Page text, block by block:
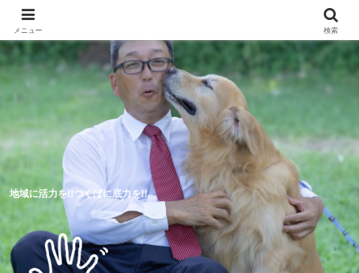
地域に活力を!!つくばに底力を!!
メニュー 検索